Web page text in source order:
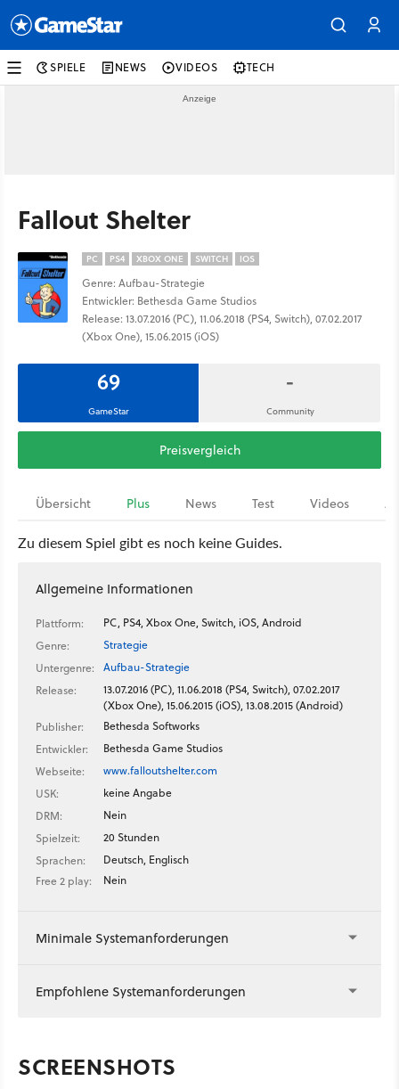
SPIELE NEWS VIDEOS TECH
Fallout Shelter
PC PS4 XBOX ONE SWITCH IOS
Genre: Aufbau-Strategie
Entwickler: Bethesda Game Studios
Release: 13.07.2016 (PC), 11.06.2018 (PS4, Switch), 07.02.2017
(Xbox One), 15.06.2015 (iOS)
69
GameStar
-
Community
Preisvergleich
Übersicht Plus News Test Videos
Zu diesem Spiel gibt es noch keine Guides.
Allgemeine Informationen
Plattform:
PC, PS4, Xbox One, Switch, iOS, Android
Genre:
Strategie
Untergenre:
Aufbau-Strategie
Release:
13.07.2016 (PC), 11.06.2018 (PS4, Switch), 07.02.2017
(Xbox One), 15.06.2015 (iOS), 13.08.2015 (Android)
Publisher:
Bethesda Softworks
Entwickler:
Bethesda Game Studios
Webseite:
www.falloutshelter.com
USK:
keine Angabe
DRM:
Nein
Spielzeit:
20 Stunden
Sprachen:
Deutsch, Englisch
Free 2 play:
Nein
Minimale Systemanforderungen
Empfohlene Systemanforderungen
SCREENSHOTS